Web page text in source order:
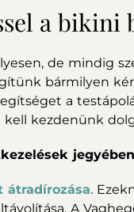
a bikini
de mindig
bármilyen
a
kezdenünk
átradírozása.
A